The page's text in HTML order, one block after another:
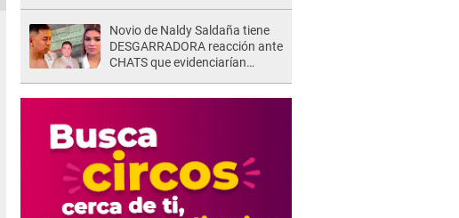
Novio de Naldy Saldaña tiene
DESGARRADORA reacción ante
CHATS que evidenciarían